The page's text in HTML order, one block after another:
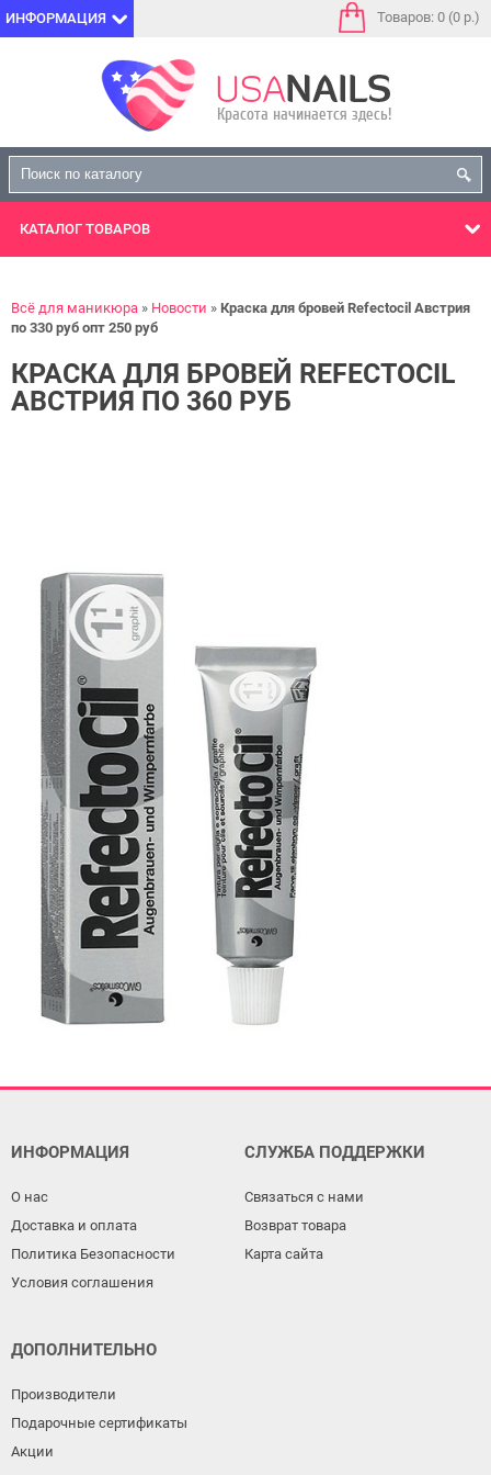
ИНФОРМАЦИЯ Товаров: 0 (0 р.)
КАТАЛОГ ТОВАРОВ
Всё для маникюра Новости
Краска для бровей Refectocil Австрия
по 330 руб опт 250 руб
КРАСКА ДЛЯ БРОВЕЙ REFECTOCIL
АВСТРИЯ ПО 360 РУБ
ИНФОРМАЦИЯ
О нас
Доставка и оплата
Политика Безопасности
Условия соглашения
СЛУЖБА ПОДДЕРЖКИ
Связаться с нами
Возврат товара
Карта сайта
ДОПОЛНИТЕЛЬНО
Производители
Подарочные сертификаты
Акции